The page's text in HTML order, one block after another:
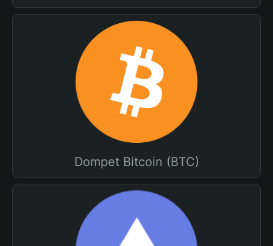
Dompet Bitcoin (BTC)